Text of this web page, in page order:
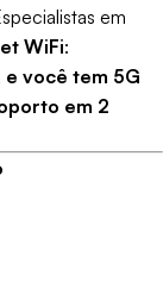
em
WiFi:
você tem 5G
em 2